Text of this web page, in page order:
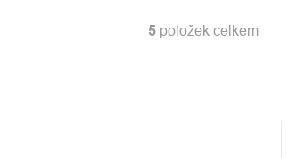
5 položek celkem